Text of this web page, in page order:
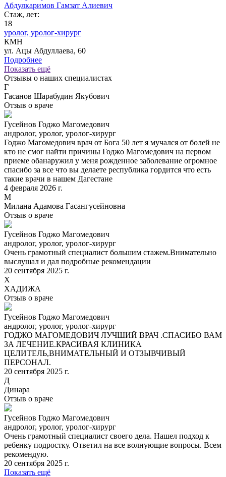
Абдулкаримов Гамзат Алиевич
Стаж, лет:
18
уролог, уролог-хирург
КМН
ул. Ацы Абдуллаева, 60
Подробнее
Показать ещё
Отзывы о наших специалистах
Г
Гасанов Шарабудин Якубович
Отзыв о враче
Гусейнов Годжо Магомедович
андролог, уролог, уролог-хирург
Годжо Магомедович врач от Бога 50 лет я мучался от болей не
кто не смог найти причины Годжо Магомедович на первом
приеме обанаружил у меня рожденное заболевание огромное
спасибо за все что вы делаете республика гордится что есть
такие врачи в нашем Дагестане
4 февраля 2026 г.
М
Милана Адамова Гасангусейновна
Отзыв о враче
Гусейнов Годжо Магомедович
андролог, уролог, уролог-хирург
Очень грамотный специалист большим стажем.Внимательно
выслушал и дал подробные рекомендации
20 сентября 2025 г.
Х
ХАДИЖА
Отзыв о враче
Гусейнов Годжо Магомедович
андролог, уролог, уролог-хирург
ГОДЖО МАГОМЕДОВИЧ ЛУЧШИЙ ВРАЧ .СПАСИБО ВАМ
ЗА ЛЕЧЕНИЕ.КРАСИВАЯ КЛИНИКА
ЦЕЛИТЕЛЬ,ВНИМАТЕЛЬНЫЙ И ОТЗЫВЧИВЫЙ
ПЕРСОНАЛ.
20 сентября 2025 г.
Д
Динара
Отзыв о враче
Гусейнов Годжо Магомедович
андролог, уролог, уролог-хирург
Очень грамотный специалист своего дела. Нашел подход к
ребенку подростку. Ответил на все волнующие вопросы. Всем
рекомендую.
20 сентября 2025 г.
Показать ещё